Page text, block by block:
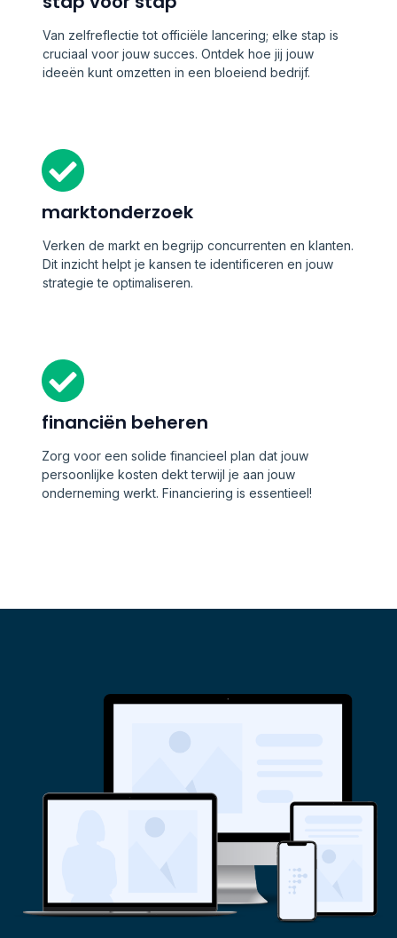
Van zelfreflectie tot officiële lancering; elke stap is
cruciaal voor jouw succes. Ontdek hoe jij jouw
ideeën kunt omzetten in een bloeiend bedrijf.
marktonderzoek
Verken de markt en begrijp concurrenten en klanten.
Dit inzicht helpt je kansen te identificeren en jouw
strategie te optimaliseren.
financiën beheren
Zorg voor een solide financieel plan dat jouw
persoonlijke kosten dekt terwijl je aan jouw
onderneming werkt. Financiering is essentieel!